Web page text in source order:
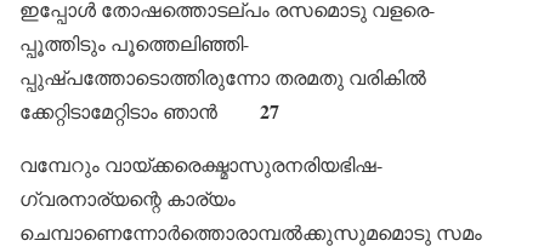
ഇപ്പോൾ തോഷത്തൊടല്പം രസമൊടു വളരെ-
പ്പൂത്തിടും പൂത്തെലിഞ്ഞി-
പ്പുഷ്പത്തോടൊത്തിരുന്നോ തരമതു വരികിൽ
ക്കേറ്റിടാമേറ്റിടാം ഞാൻ
27
വമ്പേറും വായ്ക്കരെക്ഷ്മാസുരനരിയഭിഷ-
ഗ്വരനാര്യന്റെ കാര്യം
ചെമ്പാണെന്നോർത്തൊരാമ്പൽക്കുസുമമൊടു സമം